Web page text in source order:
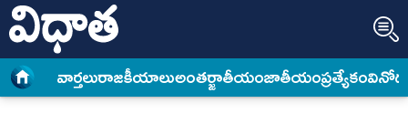
వార్త‌లురాజకీయాలుఅంత‌ర్జాతీయంజాతీయంప్రత్యేకం